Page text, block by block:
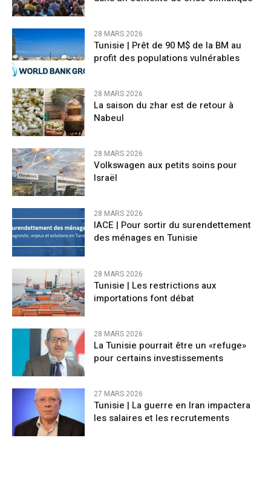
28 MARS 2026
Tunisie | Prêt de 90 M$ de la BM au
profit des populations vulnérables
28 MARS 2026
La saison du zhar est de retour à
Nabeul
28 MARS 2026
Volkswagen aux petits soins pour
Israël
28 MARS 2026
IACE | Pour sortir du surendettement
des ménages en Tunisie
28 MARS 2026
Tunisie | Les restrictions aux
importations font débat
28 MARS 2026
La Tunisie pourrait être un «refuge»
pour certains investissements
27 MARS 2026
Tunisie | La guerre en Iran impactera
les salaires et les recrutements